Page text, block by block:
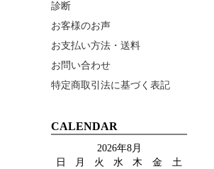
診断
お客様のお声
お支払い方法・送料
お問い合わせ
特定商取引法に基づく表記
CALENDAR
2026年8月
日
月 火 水 木 金
土